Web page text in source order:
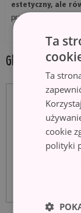
estetyczny, ale
przez lata.
GALERIA PRODUKTU:
Ta
Ta
cookie
polityki